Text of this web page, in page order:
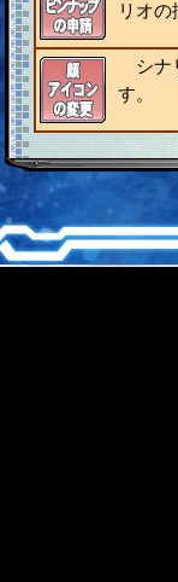
リオ
シナ
す。